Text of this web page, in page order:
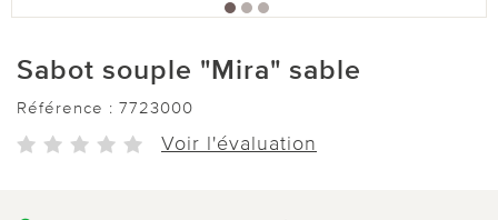
Sabot souple "Mira" sable
Référence : 7723000
Voir l'évaluation